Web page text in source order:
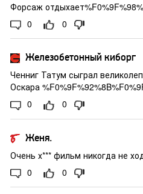
Форсаж
0
0
Железобетонный киборг
Ченниг Татум сыграл
Оскара
0
0
Женя.
Очень х*** фильм никогда не
0
0